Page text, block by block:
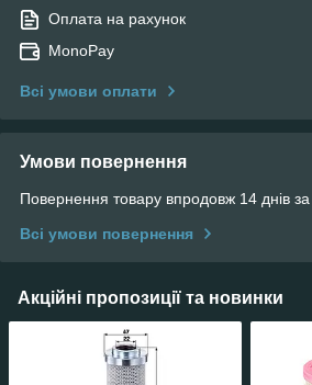
Оплата на рахунок
MonoPay
Всі умови оплати
Умови повернення
Повернення товару впродовж 14 днів
Всі умови повернення
Акційні пропозиції та новинки